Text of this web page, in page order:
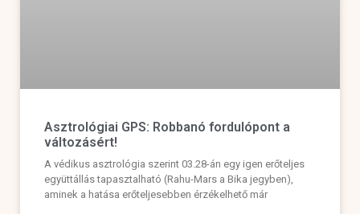
Asztrológiai GPS: Robbanó fordulópont a
változásért!
A védikus asztrológia szerint 03.28-án egy igen erőteljes
együttállás tapasztalható (Rahu-Mars a Bika jegyben),
aminek a hatása erőteljesebben érzékelhető már